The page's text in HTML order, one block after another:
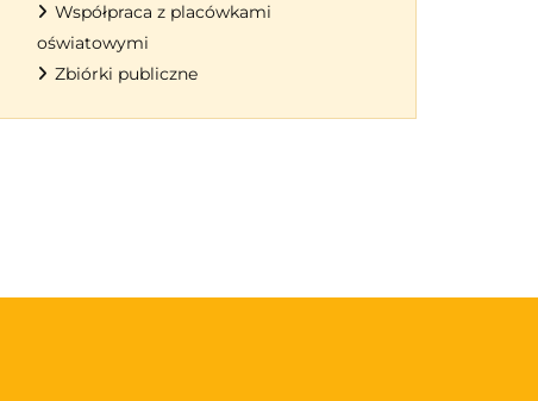
Współpraca z placówkami
oświatowymi
Zbiórki publiczne